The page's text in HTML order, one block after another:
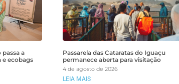
a
e ecobags
Passarela das Cataratas do Iguaçu
permanece aberta para visitação
4 de agosto de 2026
LEIA MAIS